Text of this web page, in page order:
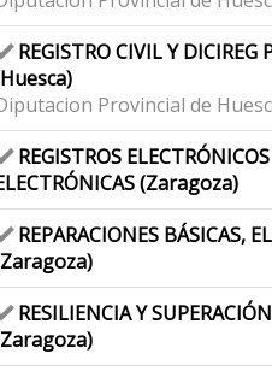
REGISTRO CIVIL Y DICIREG
Provincial de
REGISTROS
(Zaragoza)
REPARACIONES BÁSICAS,
RESILIENCIA Y